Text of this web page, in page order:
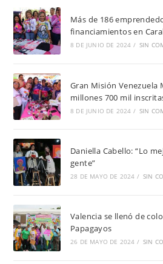
Más de 186
financiamientos en
8 DE JUNIO DE 2024 / SIN
Gran Misión Venezuela
millones 700 mil
8 DE JUNIO DE 2024 / SIN
Daniella Cabello: “Lo
gente”
28 DE MAYO DE 2024 / SIN
Valencia se llenó de
Papagayos
26 DE MAYO DE 2024 / SIN